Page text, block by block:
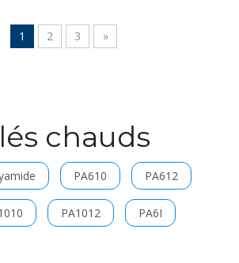
1
2 3 »
chauds
PA610 PA612
PA1012 PA6I